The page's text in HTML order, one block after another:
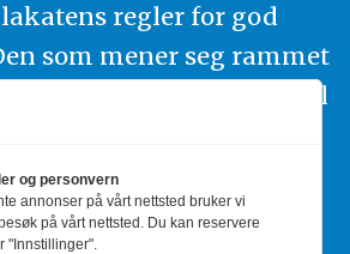
regler for god
som mener seg rammet
publisering, oppfordres til
redaksjonen. Du kan
til Pressens Faglige
.
og personvern
annonser på vårt nettsted bruker vi
på vårt nettsted. Du kan reservere
"Innstillinger".